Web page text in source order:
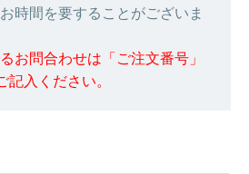
時間を要することがございま
お問合わせは「ご注文番号」
記入ください。